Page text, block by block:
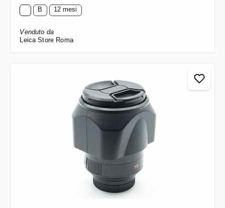
B 12 mesi
Venduto da
Leica Store Roma